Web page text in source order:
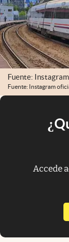
Fuente:
Fuente: Instagram
Accede